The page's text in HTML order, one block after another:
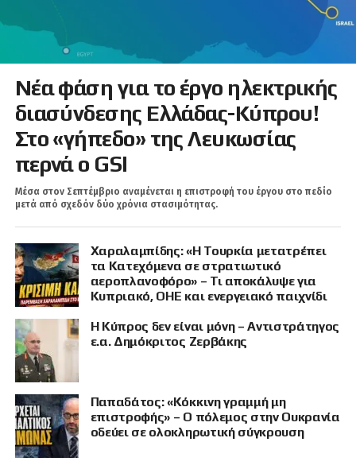
Νέα φάση για το έργο ηλεκτρικής
διασύνδεσης Ελλάδας-Κύπρου!
Στο «γήπεδο» της Λευκωσίας
περνά ο GSI
Μέσα στον Σεπτέμβριο αναμένεται η επιστροφή του έργου στο πεδίο
μετά από σχεδόν δύο χρόνια στασιμότητας.
Χαραλαμπίδης: «Η Τουρκία μετατρέπει
τα Κατεχόμενα σε στρατιωτικό
αεροπλανοφόρο» – Τι αποκάλυψε για
Κυπριακό, ΟΗΕ και ενεργειακό παιχνίδι
Η Κύπρος δεν είναι μόνη – Αντιστράτηγος
ε.α. Δημόκριτος Ζερβάκης
Παπαδάτος: «Κόκκινη γραμμή μη
επιστροφής» – Ο πόλεμος στην Ουκρανία
οδεύει σε ολοκληρωτική σύγκρουση